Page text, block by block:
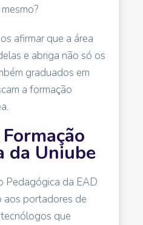
afirmar que a área
e abriga não só os
graduados em
a formação
da Uniube
Pedagógica da EAD
aos portadores de
que